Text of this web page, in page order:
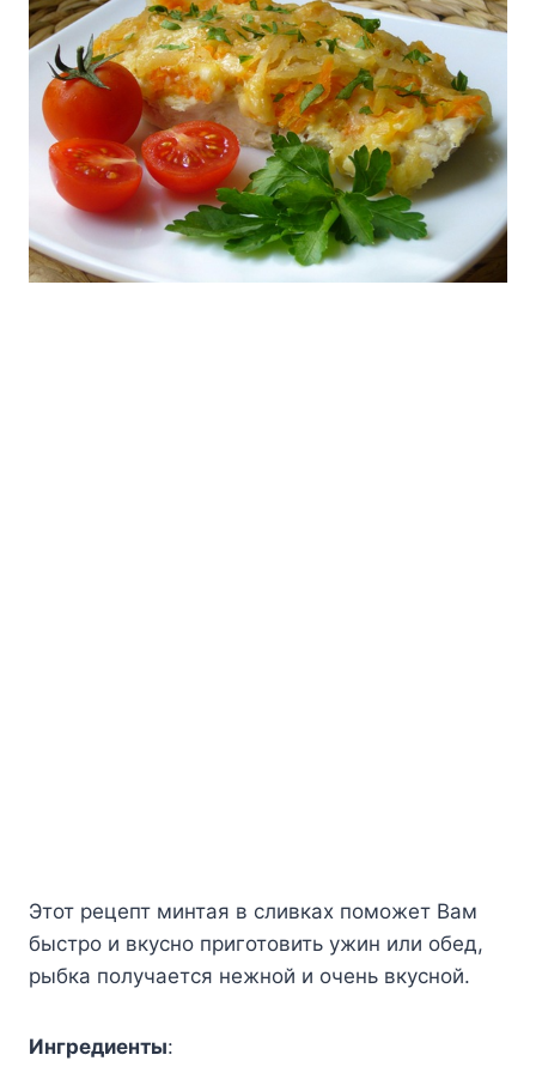
Этот рецепт минтая в сливках поможет Вам
быстро и вкусно приготовить ужин или обед,
рыбка получается нежной и очень вкусной.
Ингредиенты: